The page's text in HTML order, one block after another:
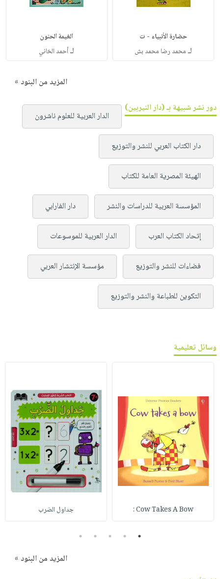
حضارة الأنبياء - ت
لـ محمد رضا محمد بش
الغيمة الحنون
لـأحمد الخاني
المزيد من البنود »
دور نشر شبيهة بـ (دار النيربين)
الدار العربية للعلوم ناشرون
دار الكتاب العربي للنشر والتوزيع
الهيئة المصرية العامة للكتاب
المؤسسة العربية للدراسات والنشر دار الفارابي
إتحاد الكتاب العرب الدار العربية للموسوعات
فضاءات للنشر والتوزيع مؤسسة الإنتشار العربي
التكوين للطباعة والنشر والتوزيع
وسائل تعليمية
Cow Takes A Bow : جداول الضرب
1
2
3
4
5
المزيد من البنود »